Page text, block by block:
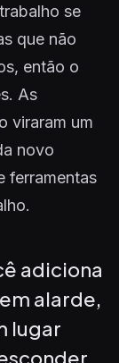
se
que não
então o
As
viraram um
novo
ferramentas
adiciona
alarde,
lugar